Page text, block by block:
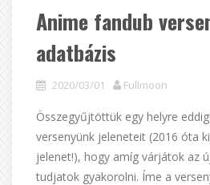
Anime fandub
adatbázis
2020/03/01 Fullmoon
Összegyűjtöttük egy helyre
versenyünk jeleneteit (2016 óta
jelenet!), hogy amíg várjátok az
tudjatok gyakorolni. Íme a